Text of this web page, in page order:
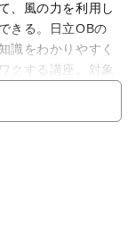
、風の力を利用し
きる。日立OBの
識をわかりやすく
クする講座。対象